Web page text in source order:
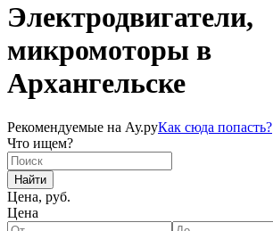
Электродвигатели,
микромоторы в
Архангельске
Рекомендуемые на Ау.руКак сюда попасть?
Что ищем?
Найти
Цена, руб.
Цена